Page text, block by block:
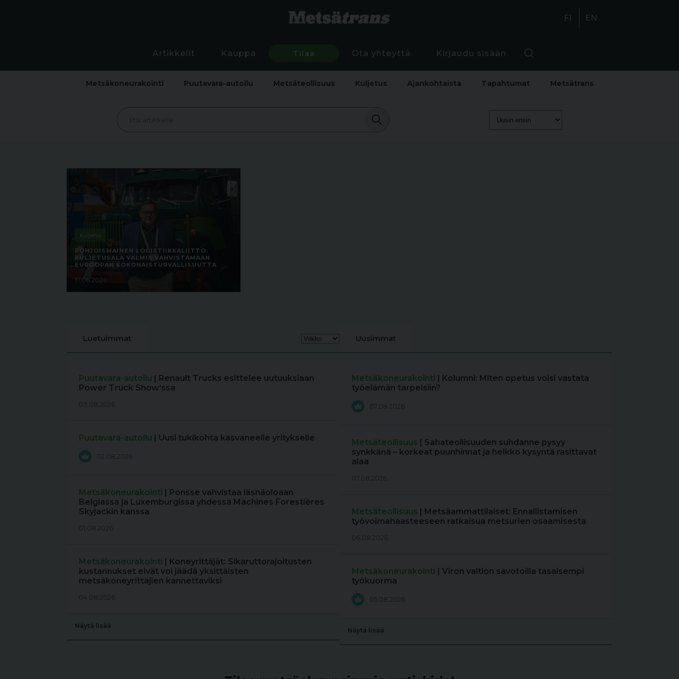
FI EN
Artikkelit Kauppa Tilaa Ota yhteyttä Kirjaudu sisään
Metsäkoneurakointi Puutavara-autoilu Metsäteollisuus Kuljetus Ajankohtaista Tapahtumat Metsätrans
Kuljetus
POHJOISMAINEN LOGISTIIKKALIITTO:
KULJETUSALA VALMIS VAHVISTAMAAN
EUROOPAN KOKONAISTURVALLISUUTTA
17.06.2026
Luetuimmat
Puutavara-autoilu | Renault Trucks esittelee uutuuksiaan
Power Truck Show'ssa
03.08.2026
Puutavara-autoilu | Uusi tukikohta kasvaneelle yritykselle
02.08.2026
Metsäkoneurakointi | Ponsse vahvistaa läsnäoloaan
Belgiassa ja Luxemburgissa yhdessä Machines Forestières
Skyjackin kanssa
01.08.2026
Metsäkoneurakointi | Koneyrittäjät: Sikaruttorajoitusten
kustannukset eivät voi jäädä yksittäisten
metsäkoneyrittäjien kannettaviksi
04.08.2026
Näytä lisää
Uusimmat
Metsäkoneurakointi | Kolumni: Miten opetus voisi vastata
työelämän tarpeisiin?
07.08.2026
Metsäteollisuus | Sahateollisuuden suhdanne pysyy
synkkänä – korkeat puunhinnat ja heikko kysyntä rasittavat
alaa
07.08.2026
Metsäteollisuus | Metsäammattilaiset: Ennallistamisen
työvoimahaasteeseen ratkaisua metsurien osaamisesta
06.08.2026
Metsäkoneurakointi | Viron valtion savotoilla tasaisempi
työkuorma
05.08.2026
Näytä lisää